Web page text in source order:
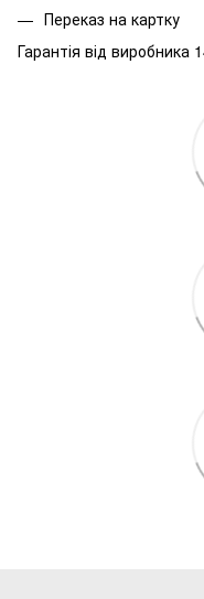
Переказ на картку
Гарантія від виробника